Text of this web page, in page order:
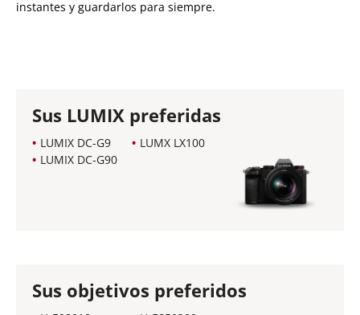
instantes y guardarlos para siempre.
Sus LUMIX preferidas
LUMIX DC-G9
LUMIX DC-G90
LUMX LX100
Sus objetivos preferidos